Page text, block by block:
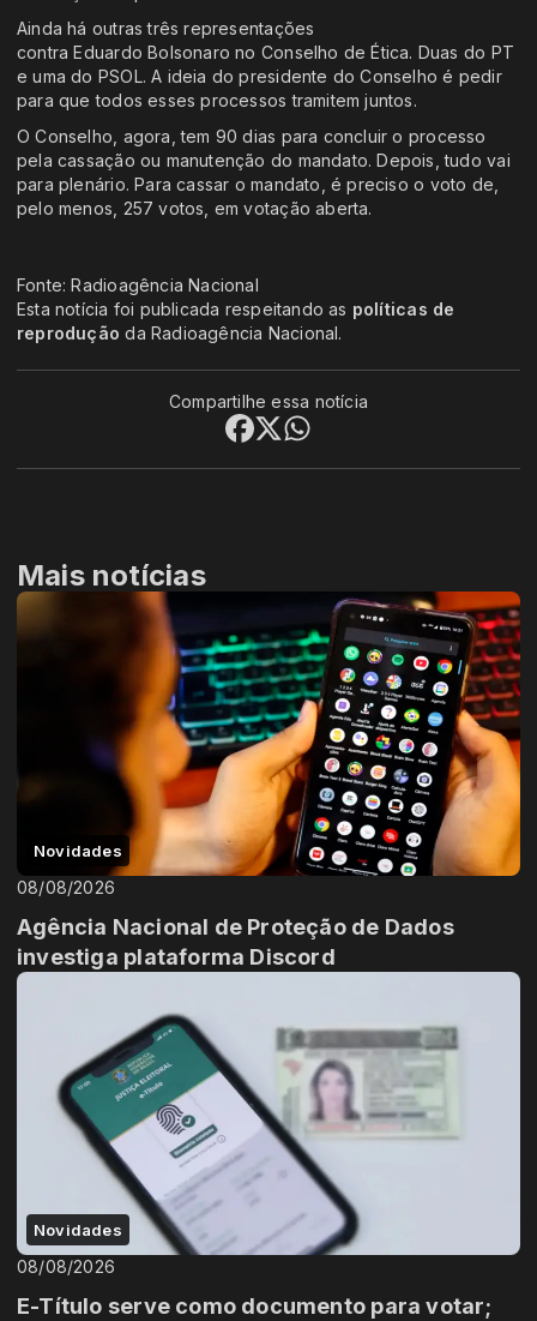
Ainda há outras três representações
contra Eduardo Bolsonaro no Conselho de Ética. Duas do PT
e uma do PSOL. A ideia do presidente do Conselho é pedir
para que todos esses processos tramitem juntos.
O Conselho, agora, tem 90 dias para concluir o processo
pela cassação ou manutenção do mandato. Depois, tudo vai
para plenário. Para cassar o mandato, é preciso o voto de,
pelo menos, 257 votos, em votação aberta.
Fonte: Radioagência Nacional
Esta notícia foi publicada respeitando as políticas de
reprodução da Radioagência Nacional.
Compartilhe essa notícia
Mais notícias
Novidades
08/08/2026
Agência Nacional de Proteção de Dados
investiga plataforma Discord
Novidades
08/08/2026
E-Título serve como documento para votar;